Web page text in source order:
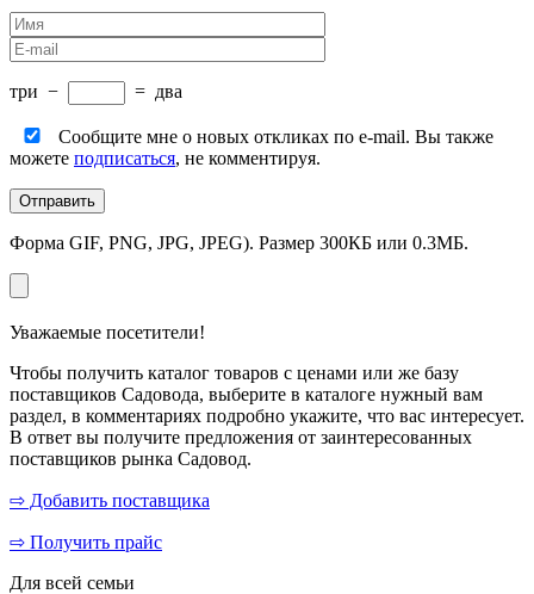
три − = два
Сообщите мне о новых откликах по e-mail. Вы также
можете подписаться, не комментируя.
Форма GIF, PNG, JPG, JPEG). Размер 300КБ или 0.3МБ.
Уважаемые посетители!
Чтобы получить каталог товаров с ценами или же базу
поставщиков Садовода, выберите в каталоге нужный вам
раздел, в комментариях подробно укажите, что вас интересует.
В ответ вы получите предложения от заинтересованных
поставщиков рынка Садовод.
⇨ Добавить поставщика
⇨ Получить прайс
Для всей семьи